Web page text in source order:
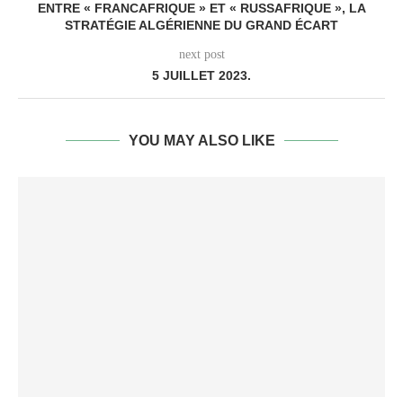
ENTRE « FRANCAFRIQUE » ET « RUSSAFRIQUE », LA
STRATÉGIE ALGÉRIENNE DU GRAND ÉCART
next post
5 JUILLET 2023.
YOU MAY ALSO LIKE